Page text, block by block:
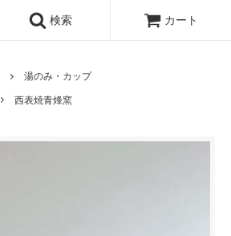
検索 カート
湯のみ・カップ
西表焼青烽窯